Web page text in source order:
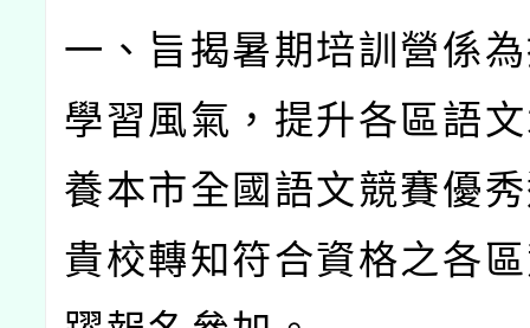
一、旨揭暑期培訓營係
學習風氣，提升各區語
養本市全國語文競賽優
貴校轉知符合資格之各